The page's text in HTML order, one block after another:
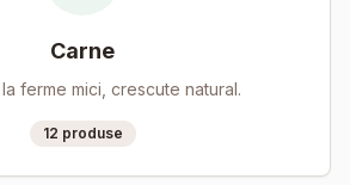
Carne
ferme mici, crescute natural.
12 produse